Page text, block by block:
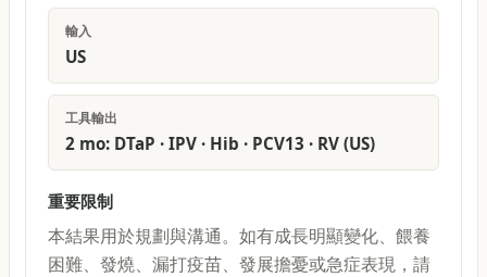
輸入
US
工具輸出
2 mo: DTaP · IPV · Hib · PCV13 · RV (US)
重要限制
本結果用於規劃與溝通。如有成長明顯變化、餵養
困難、發燒、漏打疫苗、發展擔憂或急症表現，請